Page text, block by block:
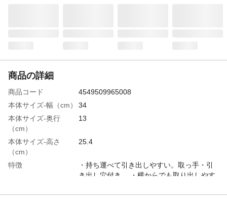
商品の詳細
商品コード
4549509965008
本体サイズ-幅（cm）
34
本体サイズ-奥行
（cm）
13
本体サイズ-高さ
（cm）
25.4
特徴
・持ち運べて引き出しやすい。取っ手・引
き出し穴付き。 ・横からでも取り出しやす
ラックと組み合わせて使える。 ・洗面化粧